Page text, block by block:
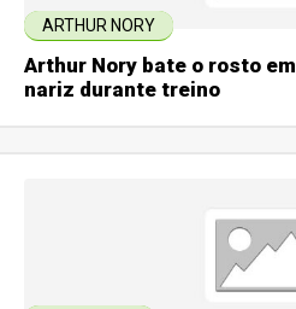
ARTHUR NORY
Arthur Nory bate o rosto
nariz durante treino